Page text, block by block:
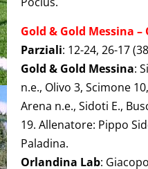
Gold & Gold Messina
Parziali: 12-24, 26-17
Gold & Gold Messina:
n.e., Olivo 3, Scimone
Arena n.e., Sidoti E.,
19. Allenatore: Pippo
Paladina.
Orlandina Lab: